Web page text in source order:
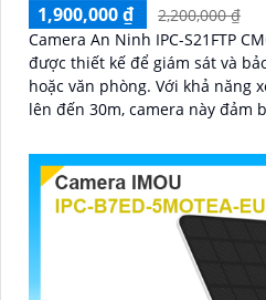
1,900,000 ₫
2,200,000 ₫
Camera An Ninh IPC-S21FTP
được thiết kế để giám sát và
hoặc văn phòng. Với khả năng xem ban đêm Hồng Ngoại
lên đến 30m, camera này đảm